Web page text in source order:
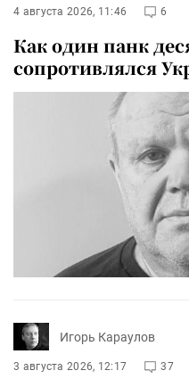
4 августа 2026, 11:46 6
Как один панк
сопротивлялся
Игорь Караулов
3 августа 2026, 12:17 37